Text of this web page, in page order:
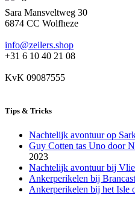
Sara Mansveltweg 30
6874 CC Wolfheze
info@zeilers.shop
+31 6 10 40 21 08
KvK 09087555
Tips & Tricks
Nachtelijk avontuur op
Guy Cotten tas Uno door
2023
Nachtelijk avontuur bij
Ankerperikelen bij
Ankerperikelen bij het Isle